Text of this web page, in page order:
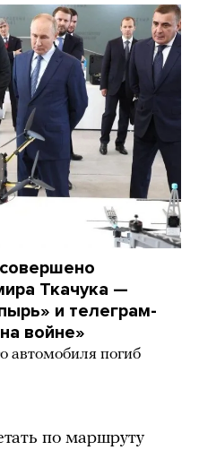
Ткачука —
и телеграм-
войне»
автомобиля погиб
по маршруту